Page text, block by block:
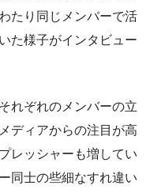
たり同じメンバーで活
た様子がインタビュー
れぞれのメンバーの立
ディアからの注目が高
レッシャーも増してい
同士の些細なすれ違い